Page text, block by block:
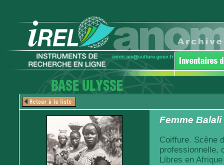
Femme Balali
Coiffure. Scène
professionnelle,
Libres en